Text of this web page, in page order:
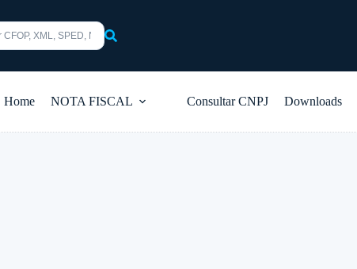
Home NOTA FISCAL Consultar CNPJ Downloads